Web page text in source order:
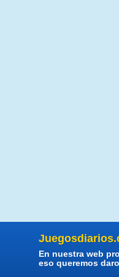
En nuestra web
eso queremos